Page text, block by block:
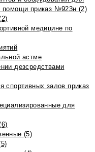
помощи приказ №923н (2)
медицине по
астме
дезсредствами
спортивных залов приказ
для
(5)